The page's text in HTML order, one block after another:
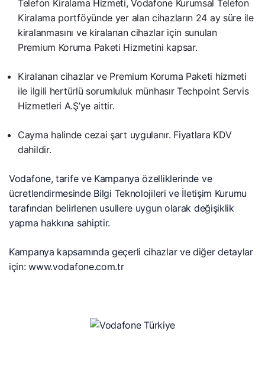
Telefon Kiralama Hizmeti, Vodafone Kurumsal Telefon
Kiralama portföyünde yer alan cihazların 24 ay süre ile
kiralanmasını ve kiralanan cihazlar için sunulan
Premium Koruma Paketi Hizmetini kapsar.
Kiralanan cihazlar ve Premium Koruma Paketi hizmeti
ile ilgili hertürlü sorumluluk münhasır Techpoint Servis
Hizmetleri A.Ş’ye aittir.
Cayma halinde cezai şart uygulanır. Fiyatlara KDV
dahildir.
Vodafone, tarife ve Kampanya özelliklerinde ve
ücretlendirmesinde Bilgi Teknolojileri ve İletişim Kurumu
tarafından belirlenen usullere uygun olarak değişiklik
yapma hakkına sahiptir.
Kampanya kapsamında geçerli cihazlar ve diğer detaylar
için: www.vodafone.com.tr